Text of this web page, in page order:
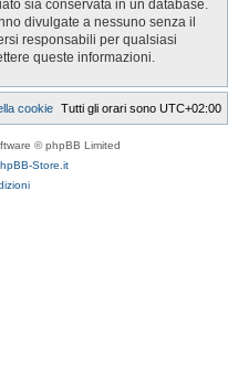
sia conservata in un database.
divulgate a nessuno senza il
responsabili per qualsiasi
queste informazioni.
Tutti gli orari sono UTC+02:00
cookie
© phpBB Limited
Store.it